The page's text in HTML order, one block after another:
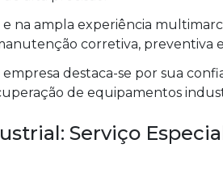
na ampla experiência
corretiva, preventiva
destaca-se por sua
de equipamentos
Serviço